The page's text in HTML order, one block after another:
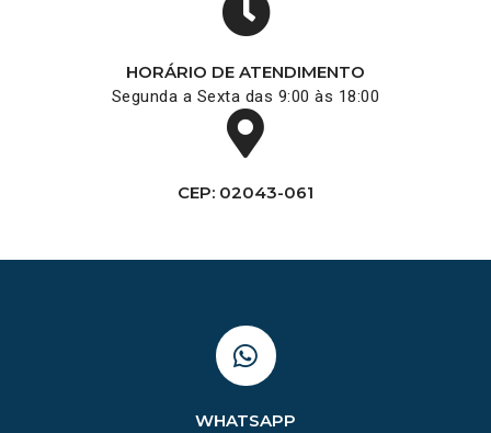
HORÁRIO DE ATENDIMENTO
Segunda a Sexta das 9:00 às 18:00
CEP: 02043-061
WHATSAPP